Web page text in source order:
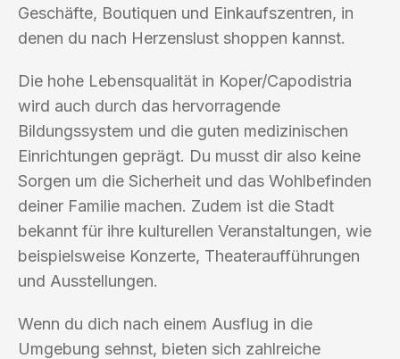
Geschäfte, Boutiquen und Einkaufszentren, in
denen du nach Herzenslust shoppen kannst.
Die hohe Lebensqualität in Koper/Capodistria
wird auch durch das hervorragende
Bildungssystem und die guten medizinischen
Einrichtungen geprägt. Du musst dir also keine
Sorgen um die Sicherheit und das Wohlbefinden
deiner Familie machen. Zudem ist die Stadt
bekannt für ihre kulturellen Veranstaltungen, wie
beispielsweise Konzerte, Theateraufführungen
und Ausstellungen.
Wenn du dich nach einem Ausflug in die
Umgebung sehnst, bieten sich zahlreiche